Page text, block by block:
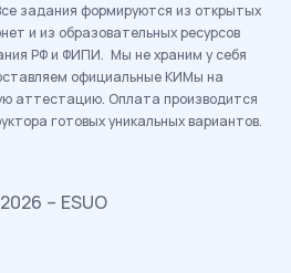
задания формируются из открытых
и из образовательных ресурсов
РФ и ФИПИ. Мы не храним у себя
официальные КИМы на
аттестацию. Оплата производится
готовых уникальных вариантов.
– ESUO